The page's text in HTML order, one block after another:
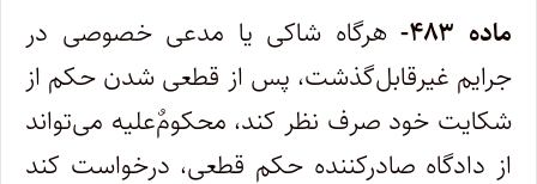
ماده ۴۸۳-
هرگاه شاکی یا مدعی خصوصی در
جرایم غیرقابل‌گذشت، پس از قطعی شدن حکم از
شکایت خود صرف نظر کند، محکومٌ‌علیه می‌تواند
از دادگاه صادرکننده حکم قطعی، درخواست کند